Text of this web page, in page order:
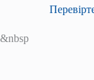
&nbsp